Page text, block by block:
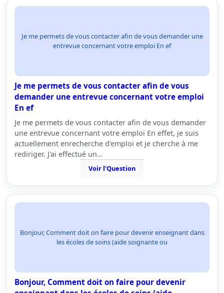
Je me permets de vous contacter afin de vous demander une
entrevue concernant votre emploi En ef
Je me permets de vous contacter afin de vous
demander une entrevue concernant votre emploi
En ef
Je me permets de vous contacter afin de vous demander
une entrevue concernant votre emploi En effet, je suis
actuellement enrecherche d'emploi et je cherche à me
rediriger. J'ai effectué un…
Voir l'Question
Bonjour, Comment doit on faire pour devenir enseignant dans
les écoles de soins (aide soignante ou
Bonjour, Comment doit on faire pour devenir